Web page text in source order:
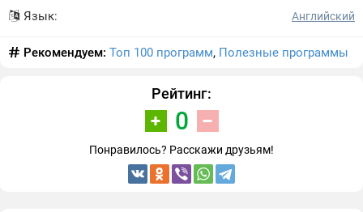
Язык: Английский
Рекомендуем: Топ 100 программ, Полезные программы
Рейтинг:
0
Понравилось? Расскажи друзьям!